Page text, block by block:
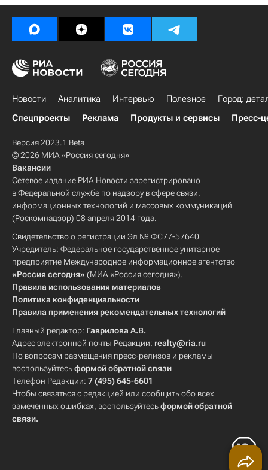
Новости Аналитика Интервью Полезное
Город:
Спецпроекты
Реклама Продукты и сервисы Пресс-
Версия 2023.1 Beta
© 2026 МИА «Россия сегодня»
Вакансии
Сетевое издание РИА Новости зарегистрировано
в Федеральной службе по надзору в сфере связи,
информационных технологий и массовых коммуникаций
(Роскомнадзор) 08 апреля 2014 года.
Свидетельство о регистрации Эл № ФС77-57640
Учредитель: Федеральное государственное унитарное
предприятие Международное информационное агентство
«Россия сегодня» (МИА «Россия сегодня»).
Правила использования материалов
Политика конфиденциальности
Правила применения рекомендательных технологий
Главный редактор: Гаврилова А.В.
Адрес электронной почты Редакции: realty@ria.ru
По вопросам размещения пресс-релизов и рекламы
воспользуйтесьформой обратной связи
Телефон Редакции: 7 (495) 645-6601
Чтобы связаться с редакцией или сообщить обо всех
замеченных ошибках, воспользуйтесьформой обратной
связи.